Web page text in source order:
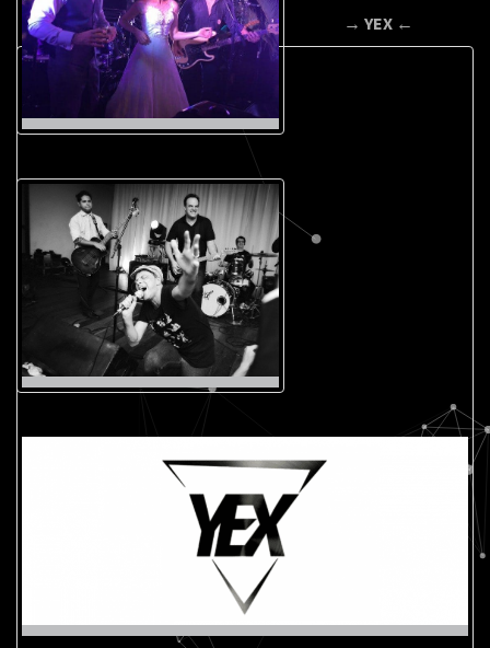
→ YEX ←